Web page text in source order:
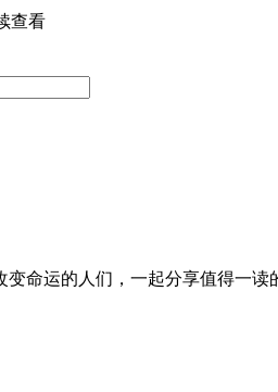
查看
变命运的人们，一起分享值得一读